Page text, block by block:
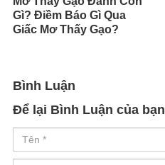
Gì? Điềm Báo Gì Qua
Giấc Mơ Thấy Gạo?
Bình Luận
Để lại Bình Luận của bạn